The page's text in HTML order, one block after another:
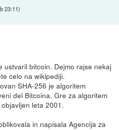
23:11)
ustvaril bitcoin. Dejmo rajse nekaj
celo na wikipediji.
SHA-256 je algoritem
del Bitcoina. Gre za algoritem
leta 2001.
in napisala Agencija za